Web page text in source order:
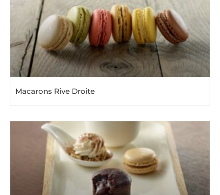
Macarons Rive Droite